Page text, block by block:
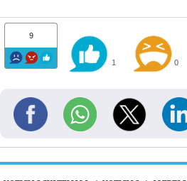
9
1 0